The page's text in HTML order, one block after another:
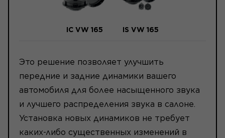
IC VW 165 IS VW 165
Это решение позволяет улучшить
передние и задние динамики вашего
автомобиля для более насыщенного звука
и лучшего распределения звука в салоне.
Установка новых динамиков не требует
каких-либо существенных изменений в